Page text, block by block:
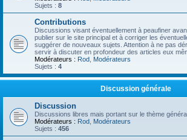
Sujets : 8
Contributions
Discussions visant éventuellement à peaufiner
publier sur le site principal et à corriger les
suggérer de nouveaux sujets. Attention à ne pas
servir à discuter en profondeur des articles eux
Modérateurs : Rod Modérateurs
Sujets : 4
Discussion générale
Discussion
Discussions libres mais portant sur le thème
Modérateurs : Rod Modérateurs
Sujets : 456